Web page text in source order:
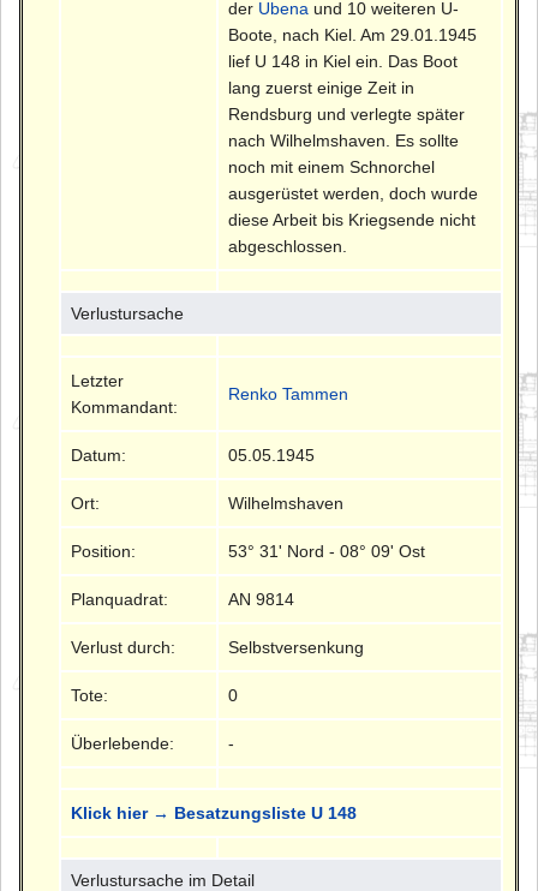
der Ubena und 10 weiteren U-
Boote, nach Kiel. Am 29.01.1945
lief U 148 in Kiel ein. Das Boot
lang zuerst einige Zeit in
Rendsburg und verlegte später
nach Wilhelmshaven. Es sollte
noch mit einem Schnorchel
ausgerüstet werden, doch wurde
diese Arbeit bis Kriegsende nicht
abgeschlossen.
Verlustursache
Letzter
Kommandant:
Renko Tammen
Datum: 05.05.1945
Ort: Wilhelmshaven
Position: 53° 31' Nord - 08° 09' Ost
Planquadrat: AN 9814
Verlust durch: Selbstversenkung
Tote: 0
Überlebende: -
Klick hier → Besatzungsliste U 148
Verlustursache im Detail